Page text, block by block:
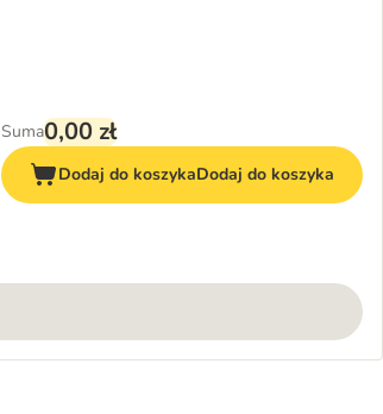
Suma0,00 zł
Dodaj do koszykaDodaj do koszyka